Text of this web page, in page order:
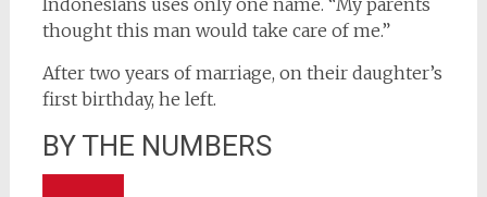
thought this man would take care of me.”
After two years of marriage, on their daughter’s
first birthday, he left.
BY THE NUMBERS